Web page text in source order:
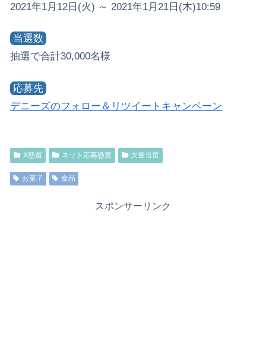
2021年1月12日(火) ～ 2021年1月21日(木)10:59
当選数
抽選で合計30,000名様
応募先
デニーズのフォロー＆リツイートキャンペーン
X懸賞 ネット応募懸賞 大量当選
お菓子 食品
スポンサーリンク